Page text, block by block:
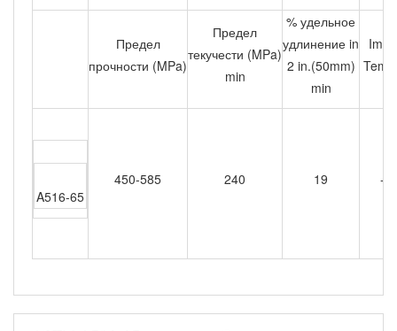
Предел
прочности (MPa)
Предел
текучести (MPa)
min
% удельное
удлинение in
2 in.(50mm)
min
A516-65
450-585 240 19 -